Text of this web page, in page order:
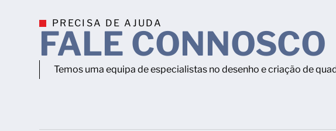
PRECISA DE AJUDA
FALE CONNOSCO
Temos uma equipa de especialistas no desenho e criação de